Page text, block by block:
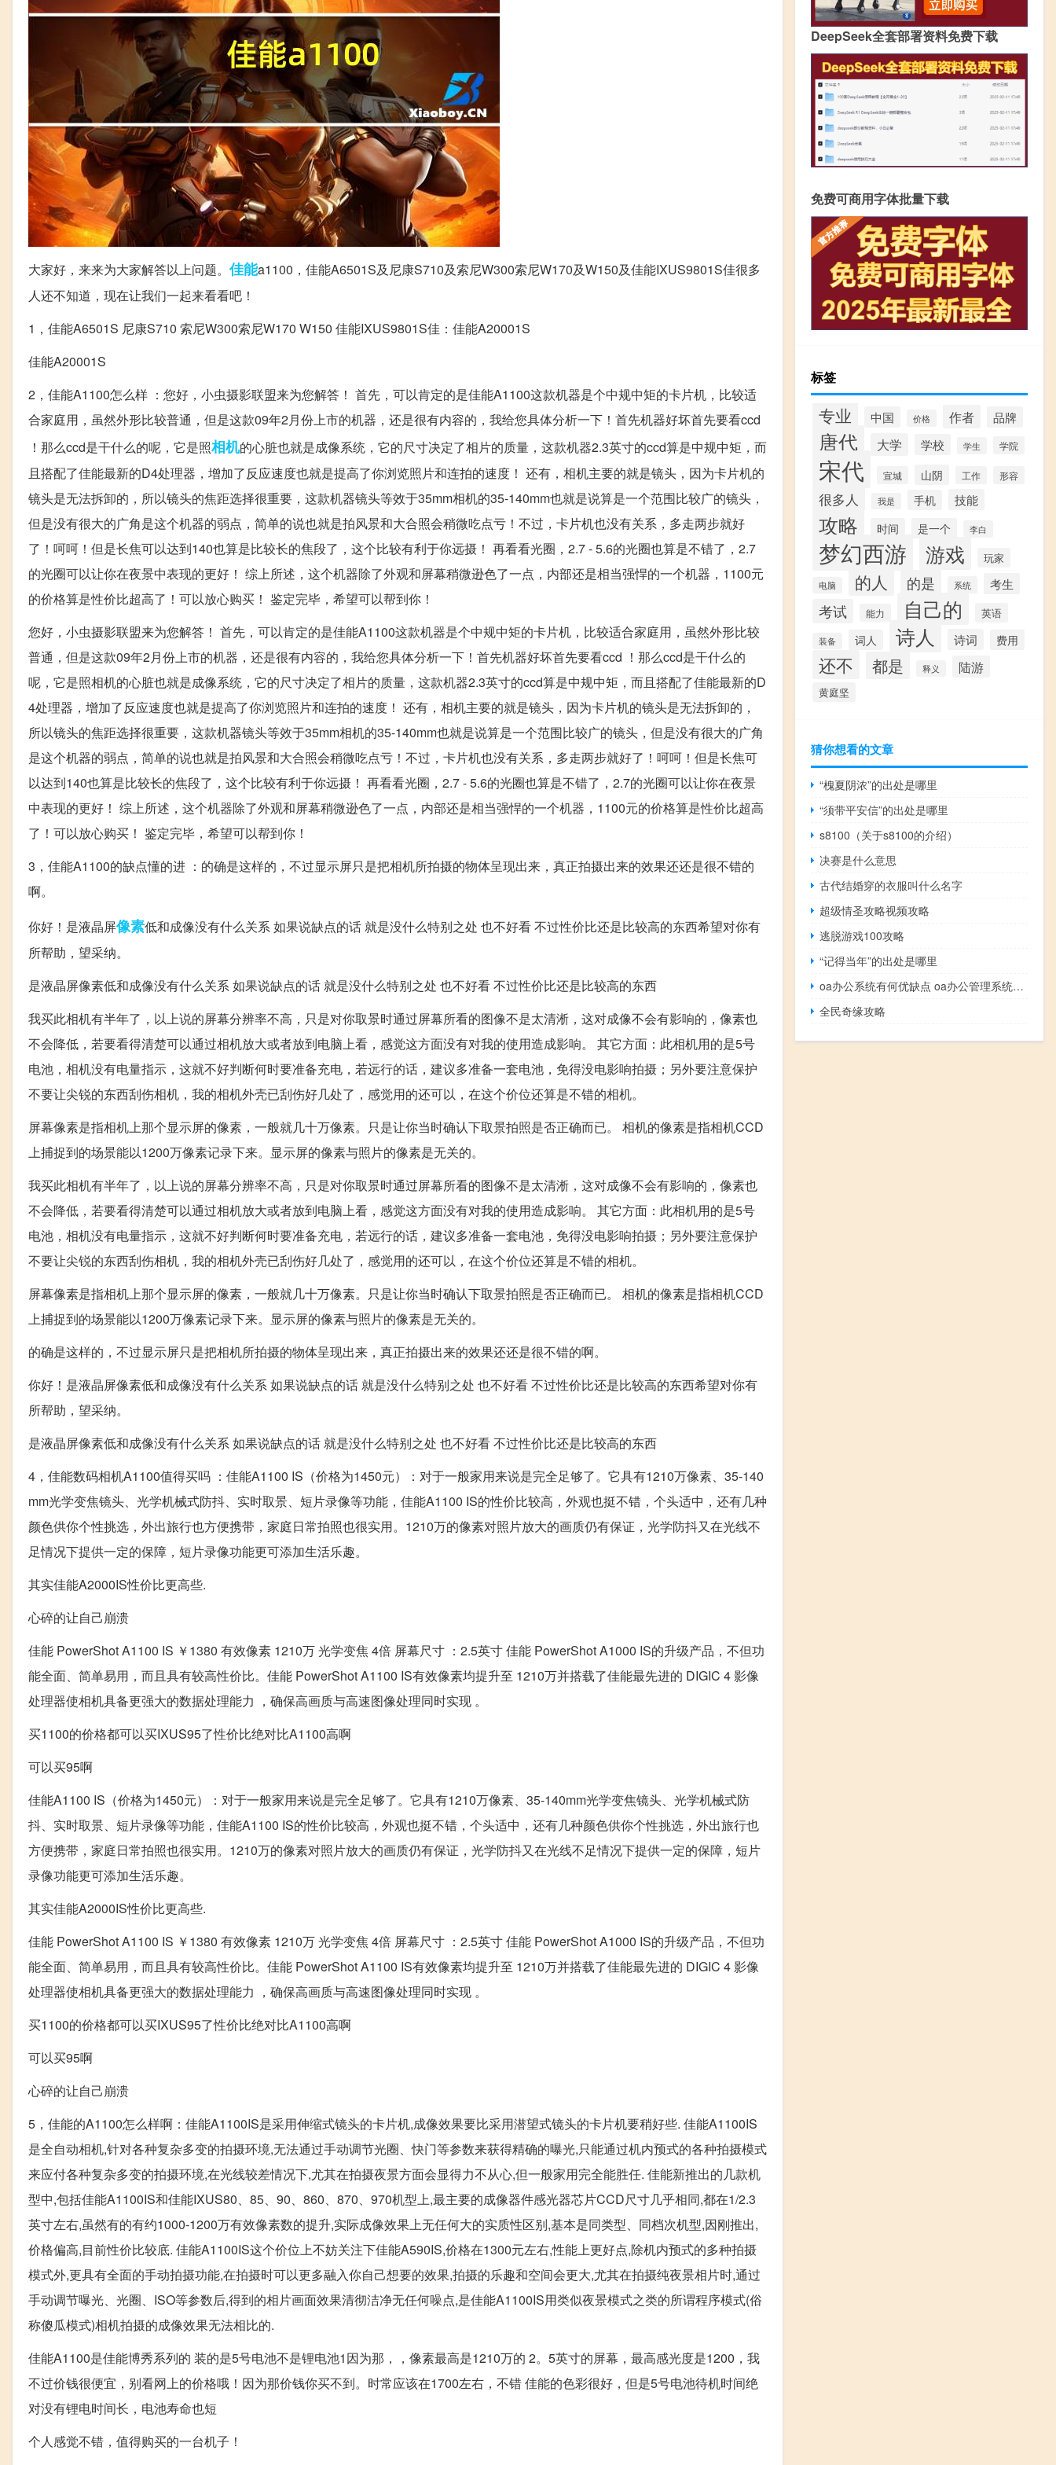
大家好，来来为大家解答以上问题。 佳能a1100，佳能A6501S及尼康S710及索尼W300索尼W170及W150及佳能IXUS9801S佳很多
人还不知道，现在让我们一起来看看吧！
1，佳能A6501S 尼康S710 索尼W300索尼W170 W150 佳能IXUS9801S佳：佳能A20001S
佳能A20001S
2，佳能A1100怎么样 ：您好，小虫摄影联盟来为您解答！ 首先，可以肯定的是佳能A1100这款机器是个中规中矩的卡片机，比较适
合家庭用，虽然外形比较普通，但是这款09年2月份上市的机器，还是很有内容的，我给您具体分析一下！首先机器好坏首先要看ccd
！那么ccd是干什么的呢，它是照相机的心脏也就是成像系统，它的尺寸决定了相片的质量，这款机器2.3英寸的ccd算是中规中矩，而
且搭配了佳能最新的D4处理器，增加了反应速度也就是提高了你浏览照片和连拍的速度！ 还有，相机主要的就是镜头，因为卡片机的
镜头是无法拆卸的，所以镜头的焦距选择很重要，这款机器镜头等效于35mm相机的35-140mm也就是说算是一个范围比较广的镜头，
但是没有很大的广角是这个机器的弱点，简单的说也就是拍风景和大合照会稍微吃点亏！不过，卡片机也没有关系，多走两步就好
了！呵呵！但是长焦可以达到140也算是比较长的焦段了，这个比较有利于你远摄！ 再看看光圈，2.7 - 5.6的光圈也算是不错了，2.7
的光圈可以让你在夜景中表现的更好！ 综上所述，这个机器除了外观和屏幕稍微逊色了一点，内部还是相当强悍的一个机器，1100元
的价格算是性价比超高了！可以放心购买！ 鉴定完毕，希望可以帮到你！
您好，小虫摄影联盟来为您解答！ 首先，可以肯定的是佳能A1100这款机器是个中规中矩的卡片机，比较适合家庭用，虽然外形比较
普通，但是这款09年2月份上市的机器，还是很有内容的，我给您具体分析一下！首先机器好坏首先要看ccd ！那么ccd是干什么的
呢，它是照相机的心脏也就是成像系统，它的尺寸决定了相片的质量，这款机器2.3英寸的ccd算是中规中矩，而且搭配了佳能最新的D
4处理器，增加了反应速度也就是提高了你浏览照片和连拍的速度！ 还有，相机主要的就是镜头，因为卡片机的镜头是无法拆卸的，
所以镜头的焦距选择很重要，这款机器镜头等效于35mm相机的35-140mm也就是说算是一个范围比较广的镜头，但是没有很大的广角
是这个机器的弱点，简单的说也就是拍风景和大合照会稍微吃点亏！不过，卡片机也没有关系，多走两步就好了！呵呵！但是长焦可
以达到140也算是比较长的焦段了，这个比较有利于你远摄！ 再看看光圈，2.7 - 5.6的光圈也算是不错了，2.7的光圈可以让你在夜景
中表现的更好！ 综上所述，这个机器除了外观和屏幕稍微逊色了一点，内部还是相当强悍的一个机器，1100元的价格算是性价比超高
了！可以放心购买！ 鉴定完毕，希望可以帮到你！
3，佳能A1100的缺点懂的进 ：的确是这样的，不过显示屏只是把相机所拍摄的物体呈现出来，真正拍摄出来的效果还还是很不错的
啊。
你好！是液晶屏像素低和成像没有什么关系 如果说缺点的话 就是没什么特别之处 也不好看 不过性价比还是比较高的东西希望对你有
所帮助，望采纳。
是液晶屏像素低和成像没有什么关系 如果说缺点的话 就是没什么特别之处 也不好看 不过性价比还是比较高的东西
我买此相机有半年了，以上说的屏幕分辨率不高，只是对你取景时通过屏幕所看的图像不是太清淅，这对成像不会有影响的，像素也
不会降低，若要看得清楚可以通过相机放大或者放到电脑上看，感觉这方面没有对我的使用造成影响。 其它方面：此相机用的是5号
电池，相机没有电量指示，这就不好判断何时要准备充电，若远行的话，建议多准备一套电池，免得没电影响拍摄；另外要注意保护
不要让尖锐的东西刮伤相机，我的相机外壳已刮伤好几处了，感觉用的还可以，在这个价位还算是不错的相机。
屏幕像素是指相机上那个显示屏的像素，一般就几十万像素。只是让你当时确认下取景拍照是否正确而已。 相机的像素是指相机CCD
上捕捉到的场景能以1200万像素记录下来。显示屏的像素与照片的像素是无关的。
我买此相机有半年了，以上说的屏幕分辨率不高，只是对你取景时通过屏幕所看的图像不是太清淅，这对成像不会有影响的，像素也
不会降低，若要看得清楚可以通过相机放大或者放到电脑上看，感觉这方面没有对我的使用造成影响。 其它方面：此相机用的是5号
电池，相机没有电量指示，这就不好判断何时要准备充电，若远行的话，建议多准备一套电池，免得没电影响拍摄；另外要注意保护
不要让尖锐的东西刮伤相机，我的相机外壳已刮伤好几处了，感觉用的还可以，在这个价位还算是不错的相机。
屏幕像素是指相机上那个显示屏的像素，一般就几十万像素。只是让你当时确认下取景拍照是否正确而已。 相机的像素是指相机CCD
上捕捉到的场景能以1200万像素记录下来。显示屏的像素与照片的像素是无关的。
的确是这样的，不过显示屏只是把相机所拍摄的物体呈现出来，真正拍摄出来的效果还还是很不错的啊。
你好！是液晶屏像素低和成像没有什么关系 如果说缺点的话 就是没什么特别之处 也不好看 不过性价比还是比较高的东西希望对你有
所帮助，望采纳。
是液晶屏像素低和成像没有什么关系 如果说缺点的话 就是没什么特别之处 也不好看 不过性价比还是比较高的东西
4，佳能数码相机A1100值得买吗 ：佳能A1100 IS（价格为1450元）：对于一般家用来说是完全足够了。它具有1210万像素、35-140
mm光学变焦镜头、光学机械式防抖、实时取景、短片录像等功能，佳能A1100 IS的性价比较高，外观也挺不错，个头适中，还有几种
颜色供你个性挑选，外出旅行也方便携带，家庭日常拍照也很实用。1210万的像素对照片放大的画质仍有保证，光学防抖又在光线不
足情况下提供一定的保障，短片录像功能更可添加生活乐趣。
其实佳能A2000IS性价比更高些.
心碎的让自己崩溃
佳能 PowerShot A1100 IS ￥1380 有效像素 1210万 光学变焦 4倍 屏幕尺寸 ：2.5英寸 佳能 PowerShot A1000 IS的升级产品，不但功
能全面、简单易用，而且具有较高性价比。佳能 PowerShot A1100 IS有效像素均提升至 1210万并搭载了佳能最先进的 DIGIC 4 影像
处理器使相机具备更强大的数据处理能力 ，确保高画质与高速图像处理同时实现 。
买1100的价格都可以买IXUS95了性价比绝对比A1100高啊
可以买95啊
佳能A1100 IS（价格为1450元）：对于一般家用来说是完全足够了。它具有1210万像素、35-140mm光学变焦镜头、光学机械式防
抖、实时取景、短片录像等功能，佳能A1100 IS的性价比较高，外观也挺不错，个头适中，还有几种颜色供你个性挑选，外出旅行也
方便携带，家庭日常拍照也很实用。1210万的像素对照片放大的画质仍有保证，光学防抖又在光线不足情况下提供一定的保障，短片
录像功能更可添加生活乐趣。
其实佳能A2000IS性价比更高些.
佳能 PowerShot A1100 IS ￥1380 有效像素 1210万 光学变焦 4倍 屏幕尺寸 ：2.5英寸 佳能 PowerShot A1000 IS的升级产品，不但功
能全面、简单易用，而且具有较高性价比。佳能 PowerShot A1100 IS有效像素均提升至 1210万并搭载了佳能最先进的 DIGIC 4 影像
处理器使相机具备更强大的数据处理能力 ，确保高画质与高速图像处理同时实现 。
买1100的价格都可以买IXUS95了性价比绝对比A1100高啊
可以买95啊
心碎的让自己崩溃
5，佳能的A1100怎么样啊：佳能A1100IS是采用伸缩式镜头的卡片机,成像效果要比采用潜望式镜头的卡片机要稍好些. 佳能A1100IS
是全自动相机,针对各种复杂多变的拍摄环境,无法通过手动调节光圈、快门等参数来获得精确的曝光,只能通过机内预式的各种拍摄模式
来应付各种复杂多变的拍摄环境,在光线较差情况下,尤其在拍摄夜景方面会显得力不从心,但一般家用完全能胜任. 佳能新推出的几款机
型中,包括佳能A1100IS和佳能IXUS80、85、90、860、870、970机型上,最主要的成像器件感光器芯片CCD尺寸几乎相同,都在1/2.3
英寸左右,虽然有的有约1000-1200万有效像素数的提升,实际成像效果上无任何大的实质性区别,基本是同类型、同档次机型,因刚推出,
价格偏高,目前性价比较底. 佳能A1100IS这个价位上不妨关注下佳能A590IS,价格在1300元左右,性能上更好点,除机内预式的多种拍摄
模式外,更具有全面的手动拍摄功能,在拍摄时可以更多融入你自己想要的效果,拍摄的乐趣和空间会更大,尤其在拍摄纯夜景相片时,通过
手动调节曝光、光圈、ISO等参数后,得到的相片画面效果清彻洁净无任何噪点,是佳能A1100IS用类似夜景模式之类的所谓程序模式(俗
称傻瓜模式)相机拍摄的成像效果无法相比的.
佳能A1100是佳能博秀系列的 装的是5号电池不是锂电池1因为那，，像素最高是1210万的 2。5英寸的屏幕，最高感光度是1200，我
不过价钱很便宜，别看网上的价格哦！因为那价钱你买不到。时常应该在1700左右，不错 佳能的色彩很好，但是5号电池待机时间绝
对没有锂电时间长，电池寿命也短
个人感觉不错，值得购买的一台机子！
DeepSeek全套部署资料免费下载
免费可商用字体批量下载
标签
专业 中国 价格 作者 品牌
唐代 大学 学校 学生 学院
宋代 宣城 山阴 工作 形容
很多人 我是 手机 技能
攻略 时间 是一个 李白
梦幻西游 游戏 玩家
电脑 的人 的是 系统 考生
考试 能力 自己的 英语
装备 词人 诗人 诗词 费用
还不 都是 释义 陆游
黄庭坚
猜你想看的文章
“槐夏阴浓”的出处是哪里
“须带平安信”的出处是哪里
s8100（关于s8100的介绍）
决赛是什么意思
古代结婚穿的衣服叫什么名字
超级情圣攻略视频攻略
逃脱游戏100攻略
“记得当年”的出处是哪里
oa办公系统有何优缺点 oa办公管理系统哪个好
全民奇缘攻略